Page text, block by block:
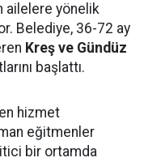
ailelere yönelik
Belediye, 36-72 ay
Kreş ve Gündüz
başlattı.
hizmet
eğitmenler
bir ortamda